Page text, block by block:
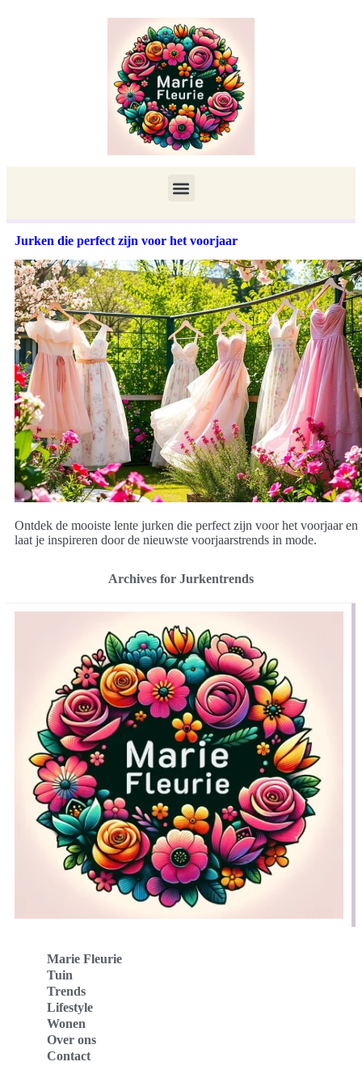
Jurken die perfect zijn voor het voorjaar
Ontdek de mooiste lente jurken die perfect zijn voor het voorjaar en
laat je inspireren door de nieuwste voorjaarstrends in mode.
Archives for Jurkentrends
Marie Fleurie
Tuin
Trends
Lifestyle
Wonen
Over ons
Contact